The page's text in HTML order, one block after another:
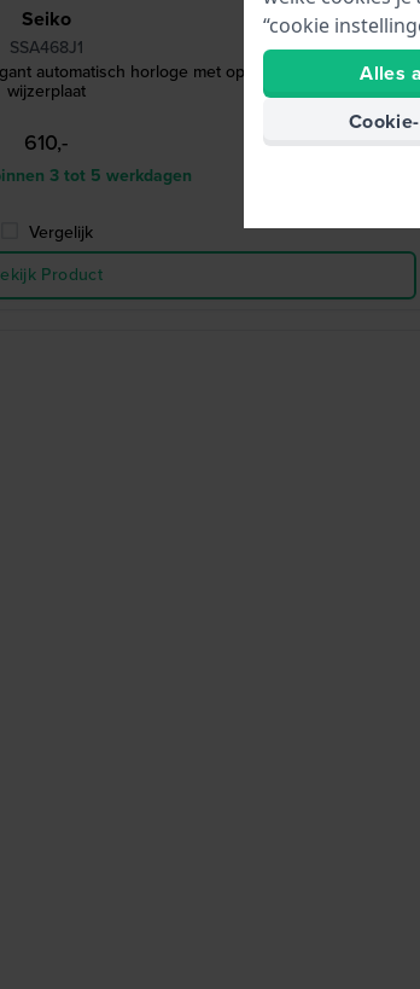
Seiko
SSA468J1
automatisch horloge met open hart en 24-uurs
wijzerplaat
610,-
3 tot 5 werkdagen
Vergelijk
Product
“cookie
Alles